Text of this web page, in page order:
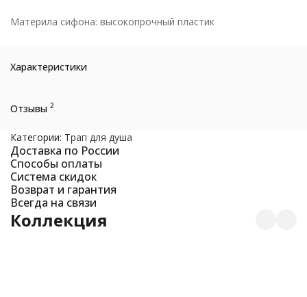
Материла сифона: высокопрочный пластик
Характеристики
Отзывы 2
Категории: Трап для душа
Доставка по России
Способы оплаты
Система скидок
Возврат и гарантия
Всегда на связи
Коллекция